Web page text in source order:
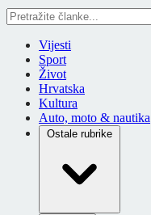
Vijesti
Sport
Život
Hrvatska
Kultura
Auto, moto & nautika
Ostale rubrike